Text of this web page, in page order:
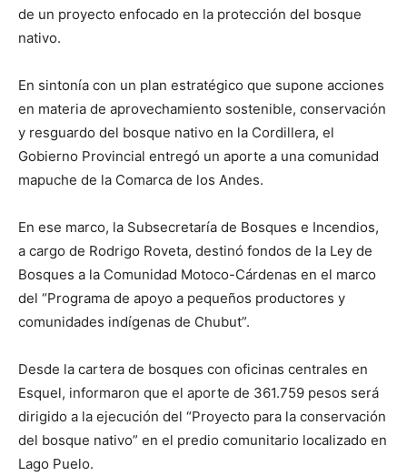
de un proyecto enfocado en la protección del bosque
nativo.
En sintonía con un plan estratégico que supone acciones
en materia de aprovechamiento sostenible, conservación
y resguardo del bosque nativo en la Cordillera, el
Gobierno Provincial entregó un aporte a una comunidad
mapuche de la Comarca de los Andes.
En ese marco, la Subsecretaría de Bosques e Incendios,
a cargo de Rodrigo Roveta, destinó fondos de la Ley de
Bosques a la Comunidad Motoco-Cárdenas en el marco
del “Programa de apoyo a pequeños productores y
comunidades indígenas de Chubut”.
Desde la cartera de bosques con oficinas centrales en
Esquel, informaron que el aporte de 361.759 pesos será
dirigido a la ejecución del “Proyecto para la conservación
del bosque nativo” en el predio comunitario localizado en
Lago Puelo.